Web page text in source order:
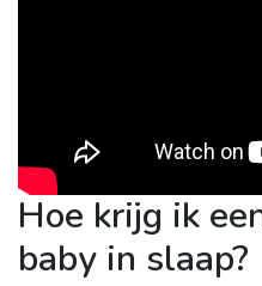
Hoe krijg ik
baby in slaap?